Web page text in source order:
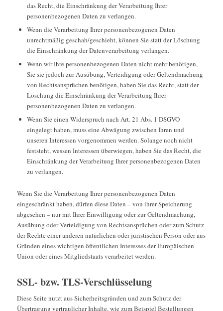
das Recht, die Einschränkung der Verarbeitung Ihrer
personenbezogenen Daten zu verlangen.
Wenn die Verarbeitung Ihrer personenbezogenen Daten
unrechtmäßig geschah/geschieht, können Sie statt der Löschung
die Einschränkung der Datenverarbeitung verlangen.
Wenn wir Ihre personenbezogenen Daten nicht mehr benötigen,
Sie sie jedoch zur Ausübung, Verteidigung oder Geltendmachung
von Rechtsansprüchen benötigen, haben Sie das Recht, statt der
Löschung die Einschränkung der Verarbeitung Ihrer
personenbezogenen Daten zu verlangen.
Wenn Sie einen Widerspruch nach Art. 21 Abs. 1 DSGVO
eingelegt haben, muss eine Abwägung zwischen Ihren und
unseren Interessen vorgenommen werden. Solange noch nicht
feststeht, wessen Interessen überwiegen, haben Sie das Recht, die
Einschränkung der Verarbeitung Ihrer personenbezogenen Daten
zu verlangen.
Wenn Sie die Verarbeitung Ihrer personenbezogenen Daten
eingeschränkt haben, dürfen diese Daten – von ihrer Speicherung
abgesehen – nur mit Ihrer Einwilligung oder zur Geltendmachung,
Ausübung oder Verteidigung von Rechtsansprüchen oder zum Schutz
der Rechte einer anderen natürlichen oder juristischen Person oder aus
Gründen eines wichtigen öffentlichen Interesses der Europäischen
Union oder eines Mitgliedstaats verarbeitet werden.
SSL- bzw. TLS-Verschlüsselung
Diese Seite nutzt aus Sicherheitsgründen und zum Schutz der
Übertragung vertraulicher Inhalte, wie zum Beispiel Bestellungen